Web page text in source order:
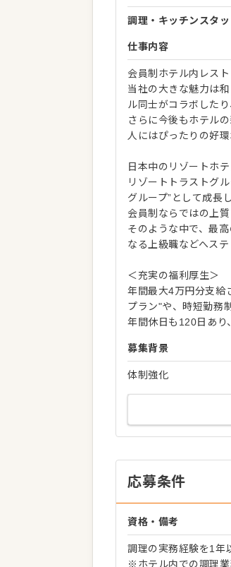
調理・キッチンスタ
仕事内容
会員制ホテル内レス
当社の大きな魅力は
ル同士がコラボした
さらに今後もホテル
人にはぴったりの好環
日本中のリゾートホ
リゾートトラストグ
グループ”として成長
会員制ならではの上
そのような中で、最
なる上級職などへス
＜充実の福利厚生＞
年間最大4万円分支給
プラン"や、時短勤務
年間休日も120日あり
募集背景
体制強化
応募条件
資格・備考
調理の実務経験を1年
※ホテル内での調理